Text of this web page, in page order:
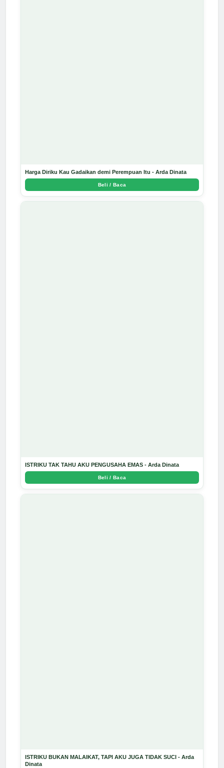
Harga Diriku Kau Gadaikan demi Perempuan Itu - Arda Dinata
Beli / Baca
ISTRIKU TAK TAHU AKU PENGUSAHA EMAS - Arda Dinata
Beli / Baca
ISTRIKU BUKAN MALAIKAT, TAPI AKU JUGA TIDAK SUCI - Arda
Dinata